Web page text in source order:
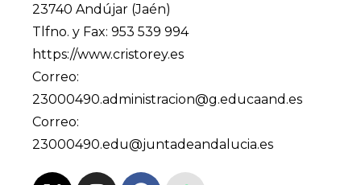
23740 Andújar (Jaén)
Tlfno. y Fax: 953 539 994
https://www.cristorey.es
Correo:
23000490.administracion@g.educaand.es
Correo:
23000490.edu@juntadeandalucia.es